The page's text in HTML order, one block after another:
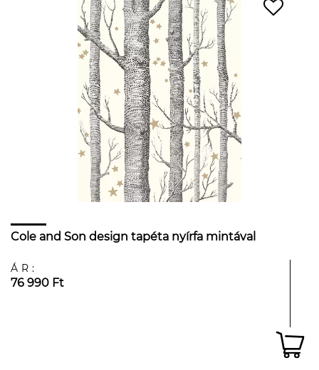
Cole and Son design tapéta nyírfa mintával
ÁR:
76 990 Ft